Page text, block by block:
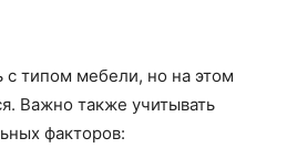
с типом мебели, но на этом
Важно также учитывать
факторов: